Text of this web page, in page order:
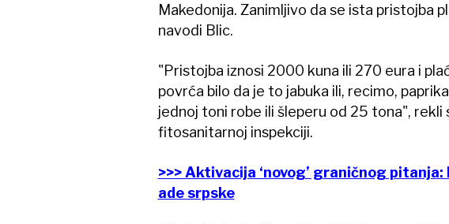
Makedonija. Zanimljivo da se ista pristojba
navodi Blic.
"Pristojba iznosi 2000 kuna ili 270 eura i
povrća bilo da je to jabuka ili, recimo,
jednoj toni robe ili šleperu od 25 tona", rekli
fitosanitarnoj inspekciji.
>>> Aktivacija ‘novog’ graničnog
ade srpske